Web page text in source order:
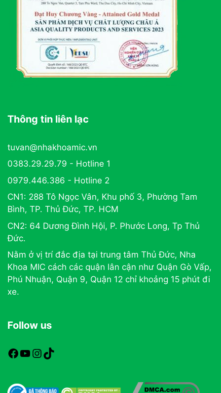
Thông tin liên lạc
tuvan@nhakhoamic.vn
0383.29.29.79 - Hotline 1
0979.446.386 - Hotline 2
CN1: 288 Tô Ngọc Vân, Khu phố 3, Phường Tam
Bình, TP. Thủ Đức, TP. HCM
CN2: 64 Dương Đình Hội, P. Phước Long, Tp Thủ
Đức.
Nằm ở vị trí đắc địa tại trung tâm Thủ Đức, Nha
Khoa MIC cách các quận lân cận như Quận Gò Vấp,
Phú Nhuận, Quận 9, Quận 12 chỉ khoảng 15 phút đi
xe.
Follow us
https://www.facebook.com/nhakhoamic
https://www.youtube.com
https://www.instagram.com